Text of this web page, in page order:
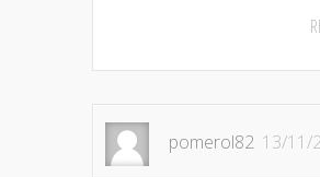
pomerol82 13/11/